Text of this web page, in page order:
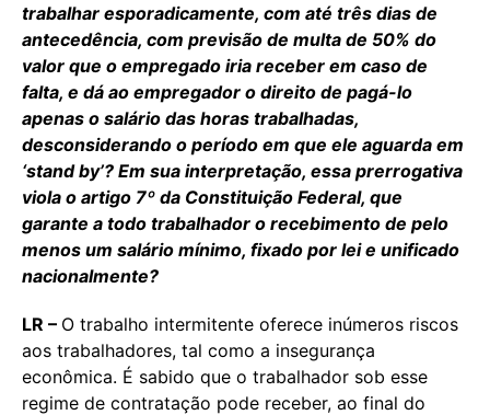
trabalhar esporadicamente, com até três dias de
antecedência, com previsão de multa de 50% do
valor que o empregado iria receber em caso de
falta, e dá ao empregador o direito de pagá-lo
apenas o salário das horas trabalhadas,
desconsiderando o período em que ele aguarda em
‘stand by’? Em sua interpretação, essa prerrogativa
viola o artigo 7º da Constituição Federal, que
garante a todo trabalhador o recebimento de pelo
menos um salário mínimo, fixado por lei e unificado
nacionalmente?
LR – O trabalho intermitente oferece inúmeros riscos
aos trabalhadores, tal como a insegurança
econômica. É sabido que o trabalhador sob esse
regime de contratação pode receber, ao final do